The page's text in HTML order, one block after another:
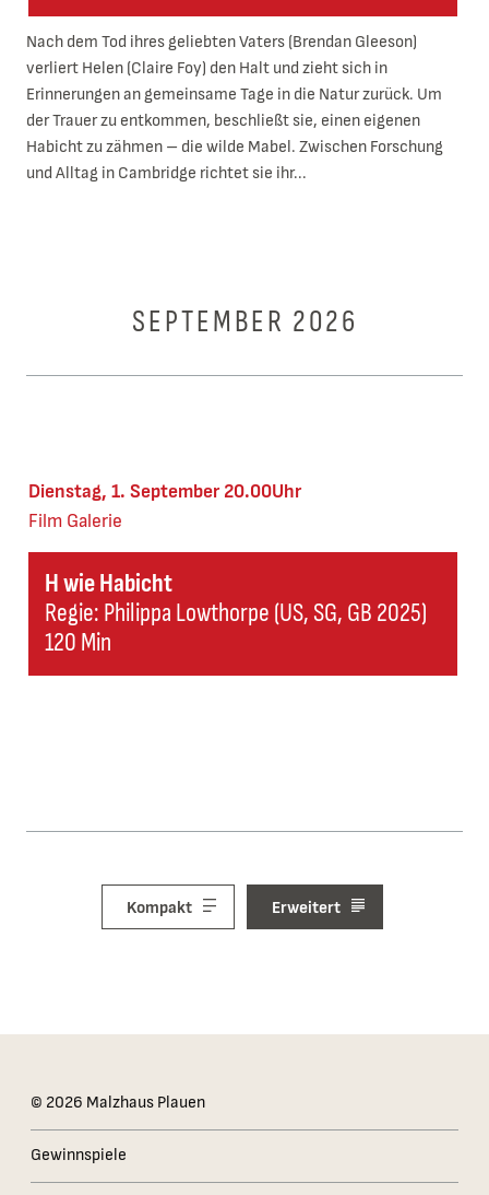
Nach dem Tod ihres geliebten Vaters (Brendan Gleeson)
verliert Helen (Claire Foy) den Halt und zieht sich in
Erinnerungen an gemeinsame Tage in die Natur zurück. Um
der Trauer zu entkommen, beschließt sie, einen eigenen
Habicht zu zähmen – die wilde Mabel. Zwischen Forschung
und Alltag in Cambridge richtet sie ihr...
SEPTEMBER 2026
H wie Habicht
Regie: Philippa Lowthorpe (US, SG, GB 2025)
120 Min
Dienstag, 1. September 20.00Uhr
Film Galerie
Kompakt Erweitert
Das Kleingedruckte
© 2026 Malzhaus Plauen
Gewinnspiele